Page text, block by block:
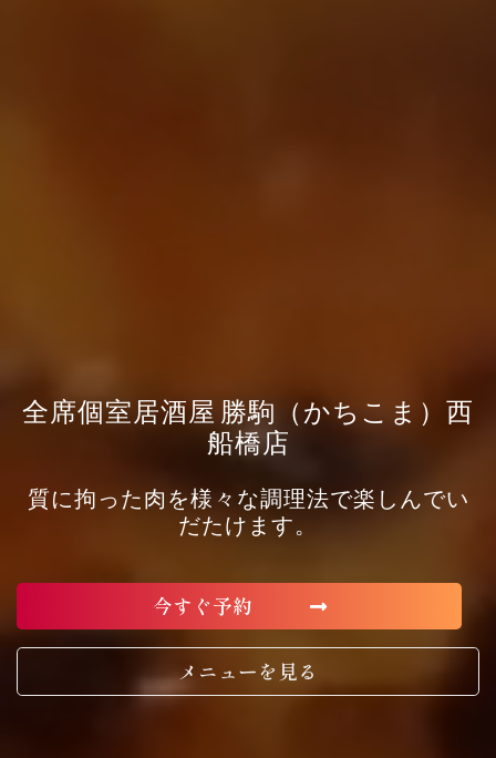
全席個室居酒屋 勝駒（かちこま）西
船橋店
質に拘った肉を様々な調理法で楽しんでい
だたけます。
今すぐ予約
メニューを見る